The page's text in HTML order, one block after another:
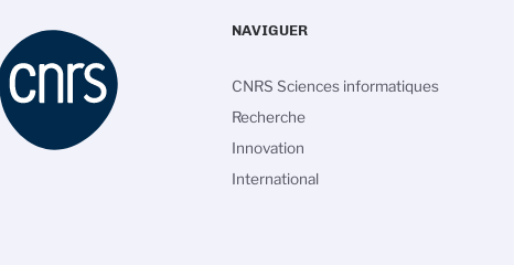
NAVIGUER
CNRS Sciences informatiques
Recherche
Innovation
International